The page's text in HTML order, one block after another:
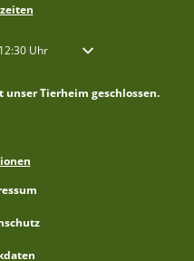
oder Schließzeiten
12:30Uhr Von 10:00 bis 12:30 Uhr
Tierheim geschlossen.